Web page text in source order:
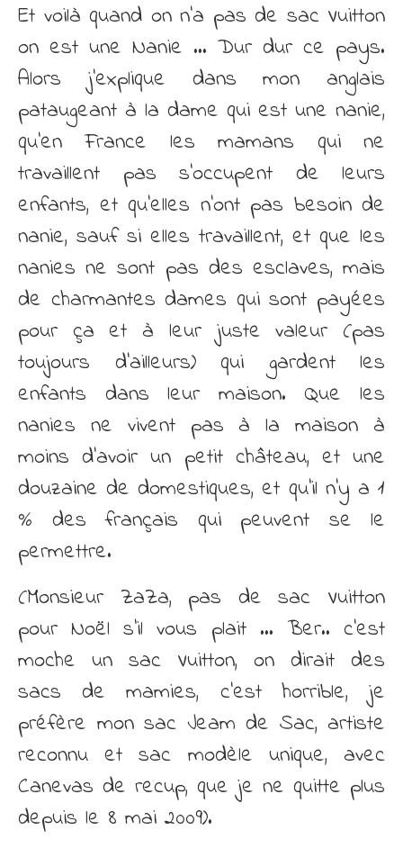
Et voilà quand on n’a pas de sac Vuitton
on est une Nanie … Dur dur ce pays.
Alors j’explique dans mon anglais
pataugeant à la dame qui est une nanie,
qu’en France les mamans qui ne
travaillent pas s’occupent de leurs
enfants, et qu’elles n’ont pas besoin de
nanie, sauf si elles travaillent, et que les
nanies ne sont pas des esclaves, mais
de charmantes dames qui sont payées
pour ça et à leur juste valeur (pas
toujours d’ailleurs) qui gardent les
enfants dans leur maison. Que les
nanies ne vivent pas à la maison à
moins d’avoir un petit château, et une
douzaine de domestiques, et qu’il n’y a 1
% des français qui peuvent se le
permettre.
(Monsieur ZaZa, pas de sac Vuitton
pour Noël s’il vous plait … Ber.. c’est
moche un sac Vuitton, on dirait des
sacs de mamies, c’est horrible, je
préfère mon sac Jeam de Sac, artiste
reconnu et sac modèle unique, avec
Canevas de recup, que je ne quitte plus
depuis le 8 mai 2009).